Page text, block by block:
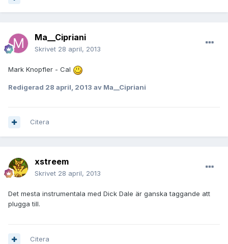
Ma__Cipriani
Skrivet 28 april, 2013
Mark Knopfler - Cal
Redigerad 28 april, 2013 av Ma__Cipriani
Citera
xstreem
Skrivet 28 april, 2013
Det mesta instrumentala med Dick Dale är ganska taggande att
plugga till.
Citera